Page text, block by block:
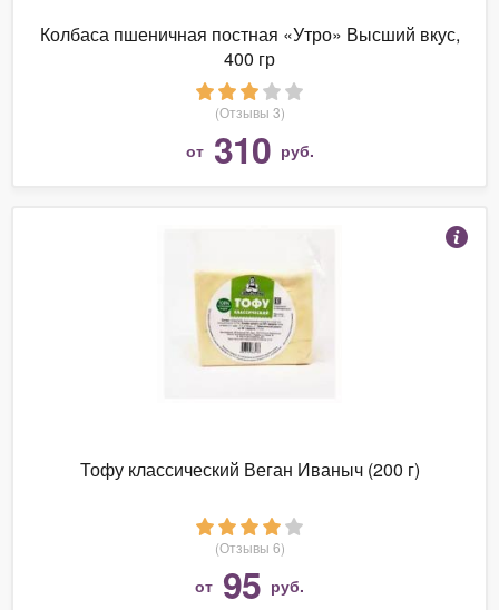
Колбаса пшеничная постная «Утро» Высший вкус,
400 гр
(Отзывы 3)
от 310 руб.
Тофу классический Веган Иваныч (200 г)
(Отзывы 6)
от 95 руб.